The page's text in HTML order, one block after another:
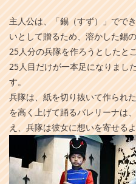
主人公は、「錫（すず）」でで
いとして贈るため、溶かした錫
25人分の兵隊を作ろうとしたと
25人目だけが一本足になりまし
す。
兵隊は、紙を切り抜いて作られ
を高く上げて踊るバレリーナは
え、兵隊は彼女に想いを寄せる